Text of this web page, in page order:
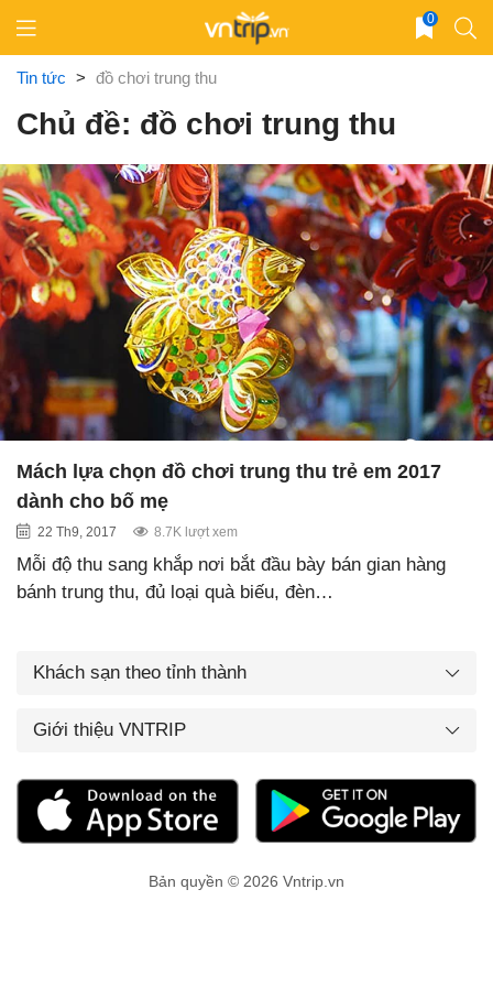
content
0
Tin tức > đồ chơi trung thu
Chủ đề: đồ chơi trung thu
Mách lựa chọn đồ chơi trung thu trẻ em 2017
dành cho bố mẹ
22 Th9, 2017 8.7K lượt xem
Mỗi độ thu sang khắp nơi bắt đầu bày bán gian hàng
bánh trung thu, đủ loại quà biếu, đèn…
Khách sạn theo tỉnh thành
Giới thiệu VNTRIP
Bản quyền © 2026 Vntrip.vn